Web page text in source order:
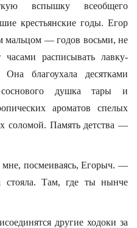
вспышку всеобщего
крестьянские годы. Егор
мальцом — годов восьми, не
расписывать лавку-
благоухала десятками
душка тары и
ароматов спелых
соломой. Память детства —
посмеиваясь, Егорыч. —
стояла. Там, где ты нынче
другие ходоки за